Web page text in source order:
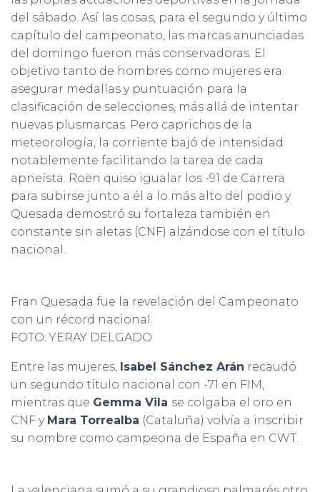
del sábado. Así las cosas, para el segundo y último
capítulo del campeonato, las marcas anunciadas
del domingo fueron más conservadoras. El
objetivo tanto de hombres como mujeres era
asegurar medallas y puntuación para la
clasificación de selecciones, más allá de intentar
nuevas plusmarcas. Pero caprichos de la
meteorología, la corriente bajó de intensidad
notablemente facilitando la tarea de cada
apneísta. Roën quiso igualar los -91 de Carrera
para subirse junto a él a lo más alto del podio y
Quesada demostró su fortaleza también en
constante sin aletas (CNF) alzándose con el título
nacional.
Fran Quesada fue la revelación del Campeonato
con un récord nacional.
FOTO: YERAY DELGADO
Entre las mujeres, Isabel Sánchez Arán recaudó
un segundo título nacional con -71 en FIM,
mientras que Gemma Vila se colgaba el oro en
CNF y Mara Torrealba (Cataluña) volvía a inscribir
su nombre como campeona de España en CWT.